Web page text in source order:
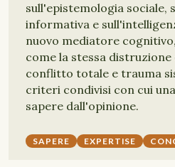
sull'epistemologia sociale,
informativa e
nuovo mediatore
come la stessa
conflitto totale e trauma
criteri condivisi con cui
sapere dall'opinione.
SAPERE EXPERTISE